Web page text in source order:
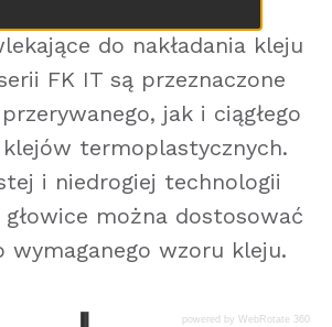
do nakładania kleju
FK IT są przeznaczone
jak i ciągłego
klejów termoplastycznych.
i niedrogiej technologii
można dostosować
wymaganego wzoru kleju.
powered by WebRotate 360